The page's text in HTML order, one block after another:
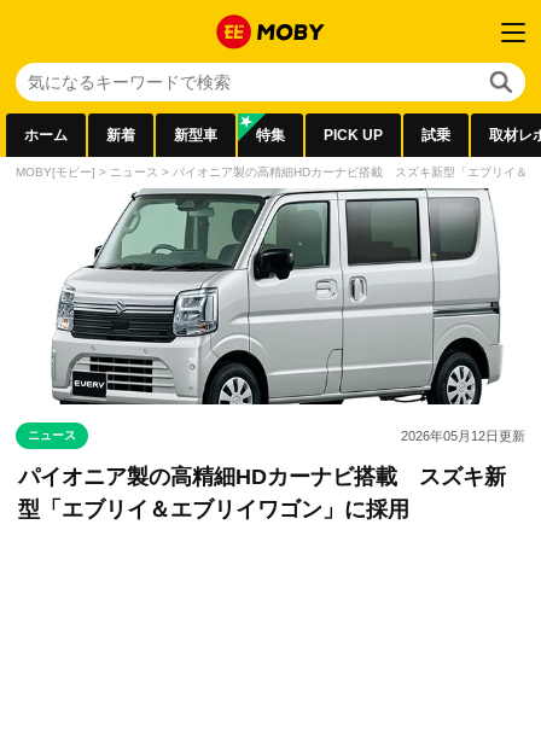
ホーム 新着 新型車 特集 PICK UP 試乗 取材レ
MOBY[モビー] > ニュース > パイオニア製の高精細HDカーナビ搭載 スズキ新型「エブリイ＆
ニュース 2026年05月12日更新
パイオニア製の高精細HDカーナビ搭載 スズキ新
型「エブリイ＆エブリイワゴン」に採用